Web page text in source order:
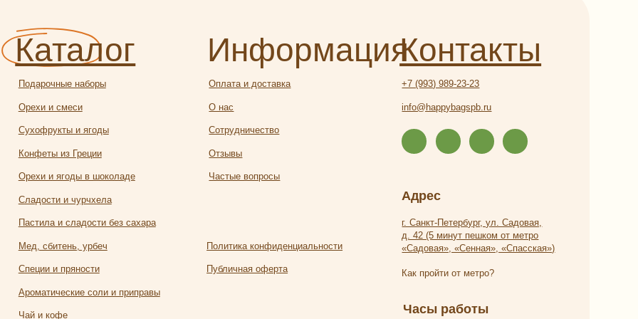
из Греции
и ягоды в шоколаде Частые вопросы
Публичная оферта
сайта:
Полина
Лесневская
д. 42 (5 минут пешком от метро
Как пройти от метро?
Ежедневно с 9:00 до 21:00
и пряности
соли и приправы
и кофе
чай и травы